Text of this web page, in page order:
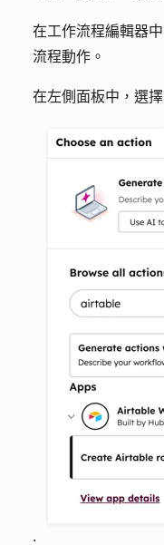
在工作流程編輯器
流程動作。
在左側面板中，選擇
.